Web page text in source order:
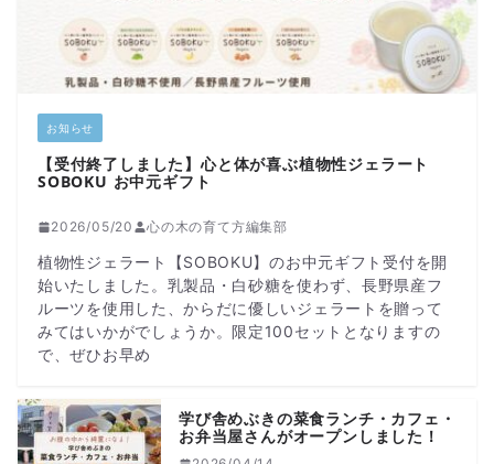
お知らせ
【受付終了しました】心と体が喜ぶ植物性ジェラート
SOBOKU お中元ギフト
2026/05/20 心の木の育て方編集部
植物性ジェラート【SOBOKU】のお中元ギフト受付を開
始いたしました。乳製品・白砂糖を使わず、長野県産フ
ルーツを使用した、からだに優しいジェラートを贈って
みてはいかがでしょうか。限定100セットとなりますの
で、ぜひお早め
学び舎めぶきの菜食ランチ・カフェ・
お弁当屋さんがオープンしました！